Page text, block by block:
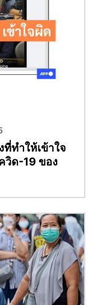
ทำให้เข้าใจ
วิด-19 ของ